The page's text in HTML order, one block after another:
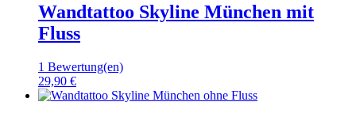
Wandtattoo Skyline München mit
Fluss
1 Bewertung(en)
29,90 €